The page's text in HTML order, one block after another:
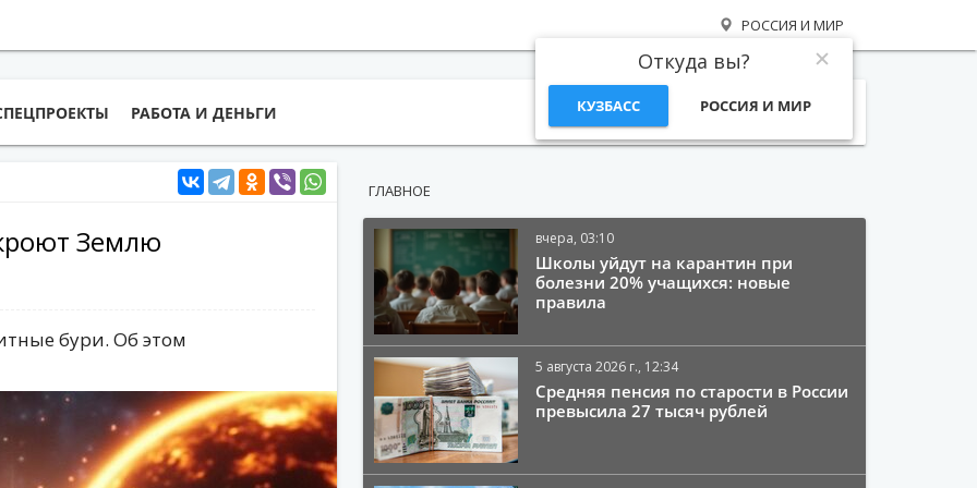
РОССИЯ И МИР
Откуда вы?
КУЗБАСС РОССИЯ И МИР
РАБОТА И ДЕНЬГИ
Землю
бури. Об этом
ГЛАВНОЕ
вчера, 03:10
Школы уйдут на карантин при
болезни 20% учащихся: новые
правила
5 августа 2026 г., 12:34
Средняя пенсия по старости в России
превысила 27 тысяч рублей